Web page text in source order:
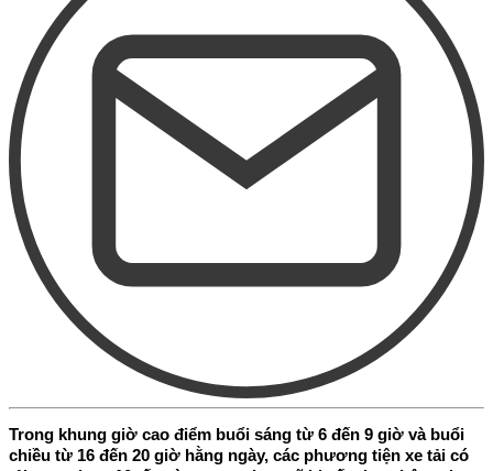
Trong khung giờ cao điểm buổi sáng từ 6 đến 9 giờ và buổi
chiều từ 16 đến 20 giờ hằng ngày, các phương tiện xe tải có